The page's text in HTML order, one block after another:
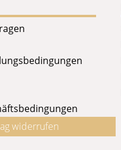
widerrufen